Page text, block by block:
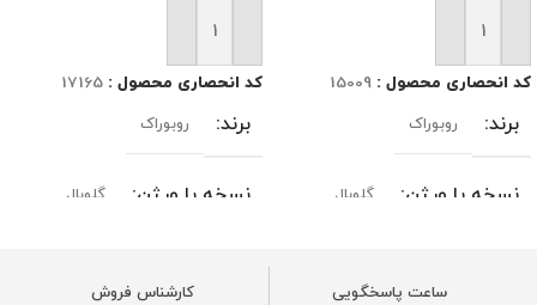
افزودن به سبد خرید
کد انحصاری محصول : 15009
برند روبوراک
نسخه یا ورژن گلوبال
افزودن به سبد خرید
کد انحصاری محصول : 17165
برند روبوراک
نسخه یا ورژن گلوبال
ساعت پاسخگویی کارشناس فروش